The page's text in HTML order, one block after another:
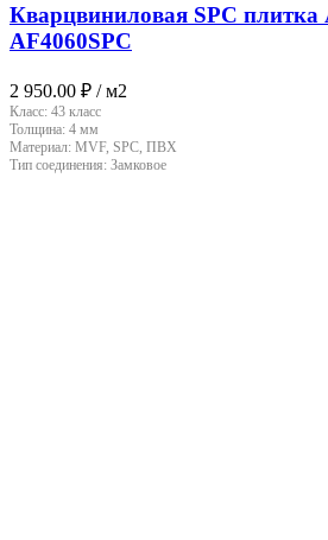
Кварцвиниловая SPC плитка
AF4060SPC
2 950.00 ₽ / м2
Класс: 43 класс
Толщина: 4 мм
Материал: MVF, SPC, ПВХ
Тип соединения: Замковое